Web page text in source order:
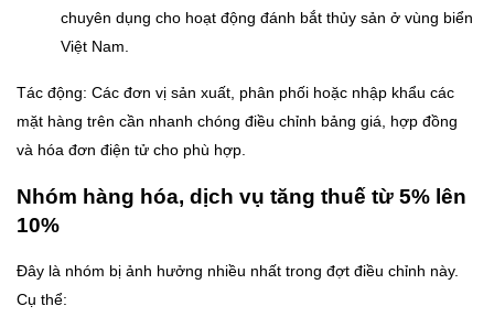
chuyên dụng cho hoạt động đánh bắt thủy sản ở vùng biển
Việt Nam.
Tác động: Các đơn vị sản xuất, phân phối hoặc nhập khẩu các
mặt hàng trên cần nhanh chóng điều chỉnh bảng giá, hợp đồng
và hóa đơn điện tử cho phù hợp.
Nhóm hàng hóa, dịch vụ tăng thuế từ 5% lên
10%
Đây là nhóm bị ảnh hưởng nhiều nhất trong đợt điều chỉnh này.
Cụ thể: